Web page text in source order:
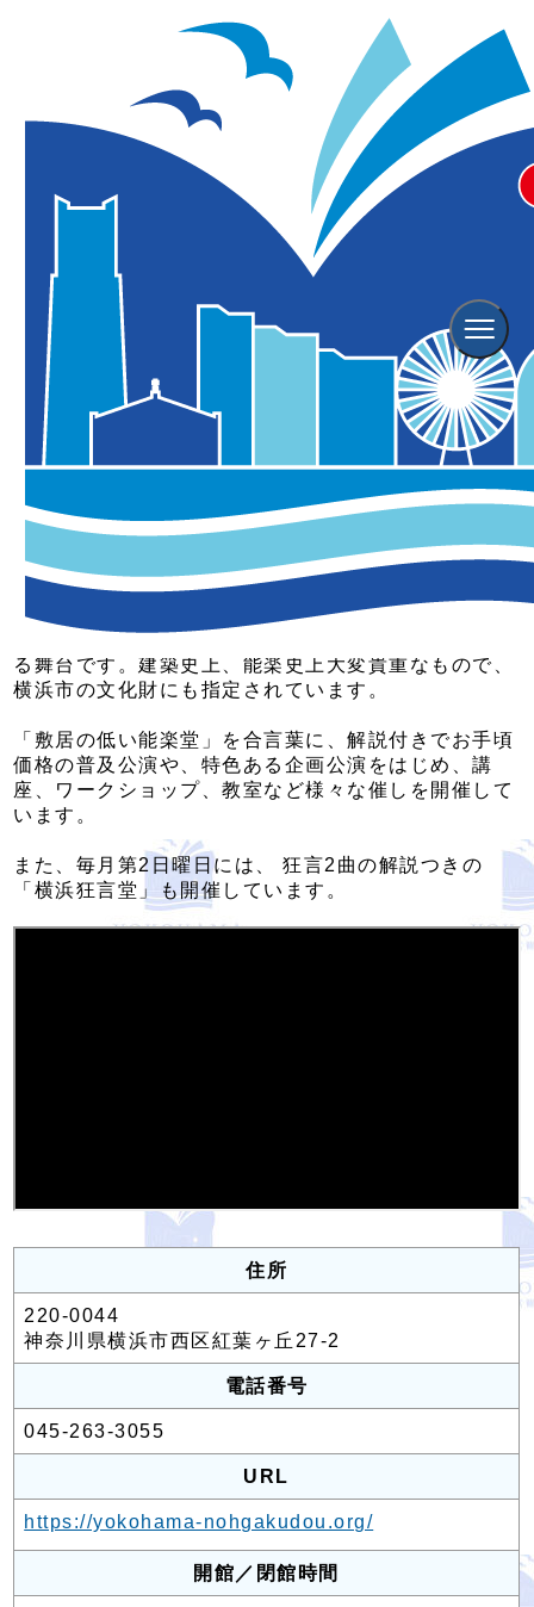
横浜の観光スポット 横浜能楽堂
2026年08月06日更新
横浜能楽堂は、横浜中華街、みなとみらい地区、横浜
赤レンガ倉庫から車で約10分の高台に位置します。本
舞台は、1875(明治8)年に旧加賀藩主邸に建てられ、
その後、1919(大正8)年に旧高松藩主邸に移築された
「染井能舞台」を復原したもので、約150年の歴史あ
る舞台です。建築史上、能楽史上大変貴重なもので、
横浜市の文化財にも指定されています。
「敷居の低い能楽堂」を合言葉に、解説付きでお手頃
価格の普及公演や、特色ある企画公演をはじめ、講
座、ワークショップ、教室など様々な催しを開催して
います。
また、毎月第2日曜日には、 狂言2曲の解説つきの
「横浜狂言堂」も開催しています。
住所
220-0044
神奈川県横浜市西区紅葉ヶ丘27-2
電話番号
045-263-3055
URL
https://yokohama-nohgakudou.org/
開館／閉館時間